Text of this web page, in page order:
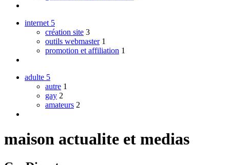
internet 5
création site 3
outils webmaster 1
promotion et affiliation 1
adulte 5
autre 1
gay 2
amateurs 2
maison actualite et medias